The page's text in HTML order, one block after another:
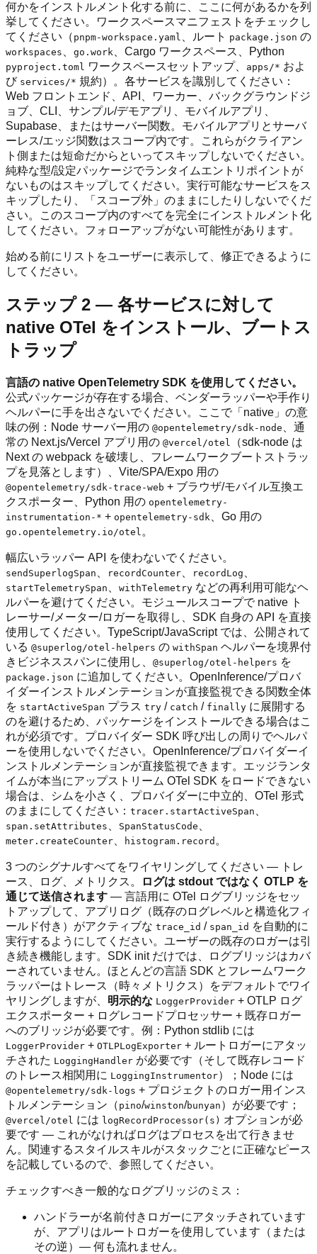
何かをインストルメント化する前に、ここに何があるかを列
挙してください。ワークスペースマニフェストをチェックし
てください（ pnpm-workspace.yaml 、ルート package.json の
workspaces go.work 、Cargo ワークスペース、Python
pyproject.toml ワークスペースセットアップ、 apps/* およ
び services/* 規約）。各サービスを識別してください：
Web フロントエンド、API、ワーカー、バックグラウンドジ
ョブ、CLI、サンプル/デモアプリ、モバイルアプリ、
Supabase、またはサーバー関数。モバイルアプリとサーバ
ーレス/エッジ関数はスコープ内です。これらがクライアン
ト側または短命だからといってスキップしないでください。
純粋な型/設定パッケージでランタイムエントリポイントが
ないものはスキップしてください。実行可能なサービスをス
キップしたり、「スコープ外」のままにしたりしないでくだ
さい。このスコープ内のすべてを完全にインストルメント化
してください。フォローアップがない可能性があります。
始める前にリストをユーザーに表示して、修正できるように
してください。
ステップ 2 — 各サービスに対して
native OTel をインストール、ブートス
トラップ
言語の native OpenTelemetry SDK を使用してください。
公式パッケージが存在する場合、ベンダーラッパーや手作り
ヘルパーに手を出さないでください。ここで「native」の意
味の例：Node サーバー用の @opentelemetry/sdk-node
、通
常の Next.js/Vercel アプリ用の @vercel/otel
（sdk-node は
Next の webpack を破壊し、フレームワークブートストラッ
プを見落とします）、Vite/SPA/Expo 用の
@opentelemetry/sdk-trace-web + ブラウザ/モバイル互換エ
クスポーター、Python 用の opentelemetry-
instrumentation-* + opentelemetry-sdk 、Go 用の
go.opentelemetry.io/otel 。
幅広いラッパー API を使わないでください。
sendSuperlogSpan recordCounter recordLog
startTelemetrySpan withTelemetry などの再利用可能なヘ
ルパーを避けてください。モジュールスコープで native ト
レーサー/メーター/ロガーを取得し、SDK 自身の API を直接
使用してください。TypeScript/JavaScript では、公開されて
いる @superlog/otel-helpers の withSpan ヘルパーを境界付
きビジネススパンに使用し、 @superlog/otel-helpers を
package.json に追加してください。OpenInference/プロバ
イダーインストルメンテーションが直接監視できる関数全体
を startActiveSpan プラス try / catch / finally に展開する
のを避けるため、パッケージをインストールできる場合はこ
れが必須です。プロバイダー SDK 呼び出しの周りでヘルパ
ーを使用しないでください。OpenInference/プロバイダーイ
ンストルメンテーションが直接監視できます。エッジランタ
イムが本当にアップストリーム OTel SDK をロードできない
場合は、シムを小さく、プロバイダーに中立的、OTel 形式
のままにしてください： tracer.startActiveSpan
span.setAttributes SpanStatusCode
meter.createCounter histogram.record 。
3 つのシグナルすべてをワイヤリングしてください — トレ
ース、ログ、メトリクス。
ログは stdout ではなく OTLP を
通じて送信されます — 言語用に OTel ログブリッジをセッ
トアップして、アプリログ（既存のログレベルと構造化フィ
ールド付き）がアクティブな trace_id / span_id を自動的に
実行するようにしてください。ユーザーの既存のロガーは引
き続き機能します。SDK init だけでは、ログブリッジはカバ
ーされていません。ほとんどの言語 SDK とフレームワーク
ラッパーはトレース（時々メトリクス）をデフォルトでワイ
ヤリングしますが、 明示的な LoggerProvider + OTLP ログ
エクスポーター + ログレコードプロセッサー + 既存ロガー
へのブリッジが必要です。例：Python stdlib には
LoggerProvider + OTLPLogExporter + ルートロガーにアタッ
チされた LoggingHandler が必要です（そして既存レコード
のトレース相関用に LoggingInstrumentor）；Node には
@opentelemetry/sdk-logs + プロジェクトのロガー用インス
トルメンテーション（ pino/winston/bunyan ）が必要です；
@vercel/otel には logRecordProcessor(s) オプションが必
要です — これがなければログはプロセスを出て行きませ
ん。関連するスタイルスキルがスタックごとに正確なピース
を記載しているので、参照してください。
チェックすべき一般的なログブリッジのミス：
ハンドラーが名前付きロガーにアタッチされています
が、アプリはルートロガーを使用しています（または
その逆）— 何も流れません。